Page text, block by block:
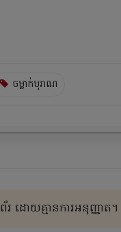
ចម្លាក់បុរាណ
ដោយគ្មានការអនុញ្ញាត។